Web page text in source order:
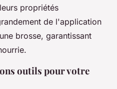
propriétés
de l'application
brosse, garantissant
outils pour votre